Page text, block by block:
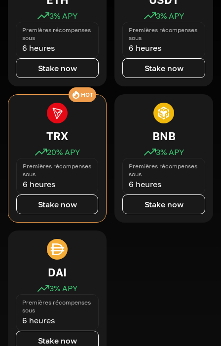
3% APY
Premières récompenses
sous
6 heures
Stake now
3% APY
Premières récompenses
sous
6 heures
Stake now
HOT
TRX
20% APY
Premières récompenses
sous
6 heures
Stake now
BNB
3% APY
Premières récompenses
sous
6 heures
Stake now
DAI
3% APY
Premières récompenses
sous
6 heures
Stake now